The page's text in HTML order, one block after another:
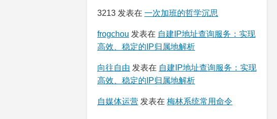
3213 发表在 一次加班的哲学沉思
frogchou 发表在 自建IP地址查询服务：实现
高效、稳定的IP归属地解析
向往自由 发表在 自建IP地址查询服务：实现
高效、稳定的IP归属地解析
自媒体运营 发表在 梅林系统常用命令